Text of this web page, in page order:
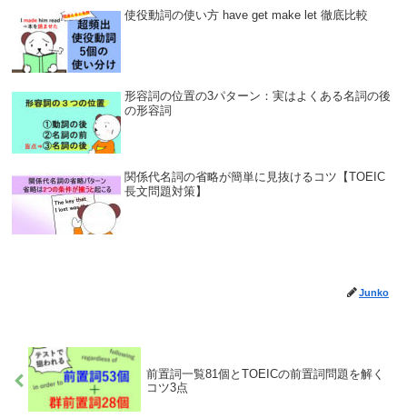
使役動詞の使い方 have get make let 徹底比較
形容詞の位置の3パターン：実はよくある名詞の後
の形容詞
関係代名詞の省略が簡単に見抜けるコツ【TOEIC
長文問題対策】
Junko
前置詞一覧81個とTOEICの前置詞問題を解く
コツ3点